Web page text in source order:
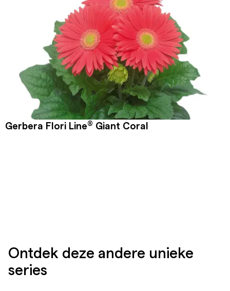
Gerbera Flori Line® Giant Coral
Ontdek deze andere unieke
series